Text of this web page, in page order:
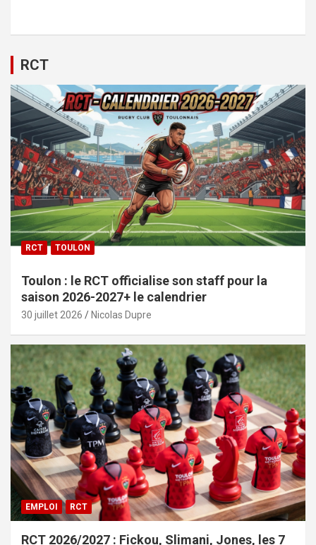
RCT
RCT TOULON
Toulon : le RCT officialise son staff pour la
saison 2026-2027+ le calendrier
30 juillet 2026 Nicolas Dupre
EMPLOI RCT
RCT 2026/2027 : Fickou, Slimani, Jones, les 7